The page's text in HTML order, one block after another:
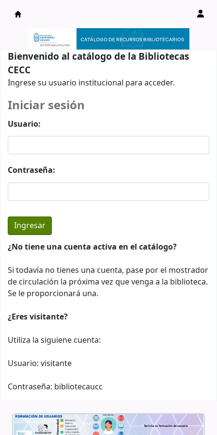
Catálogo en línea
Bienvenido al catálogo de la Bibliotecas
CECC
Ingrese su usuario institucional para acceder.
Iniciar sesión
Usuario:
Contraseña:
¿No tiene una cuenta activa en el catálogo?
Si todavía no tienes una cuenta, pase por el mostrador
de circulación la próxima vez que venga a la biblioteca.
Se le proporcionará una.
¿Eres visitante?
Utiliza la siguiene cuenta:
Usuario: visitante
Contraseña: bibliotecaucc